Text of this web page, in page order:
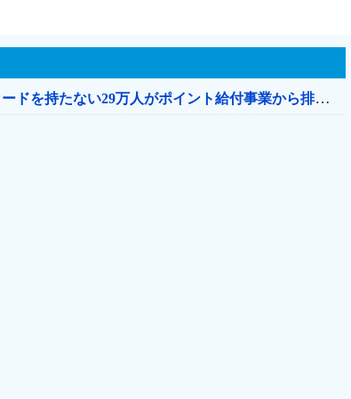
共産党「これは酷い…京都市でマイナンバーカードを持たない29万人がポイント給付事業から排除された」